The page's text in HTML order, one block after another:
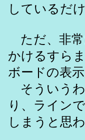
しているだけ
ただ、非常
かけるすら
ボードの表
そういうわ
り、ライン
しまうと思